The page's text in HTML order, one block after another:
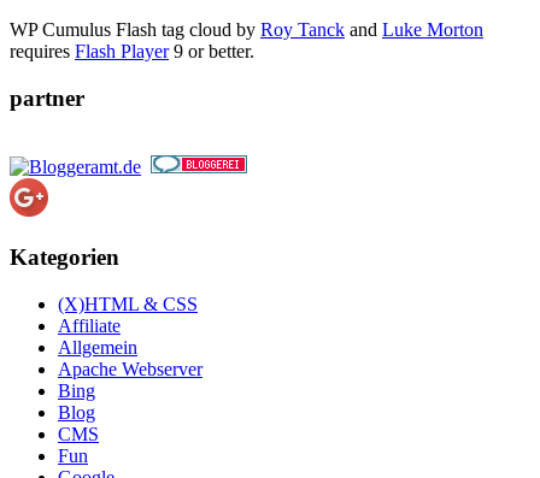
WP Cumulus Flash tag cloud by Roy Tanck and Luke Morton
requires Flash Player9 or better.
partner
Kategorien
(X)HTML & CSS
Affiliate
Allgemein
Apache Webserver
Bing
Blog
CMS
Fun